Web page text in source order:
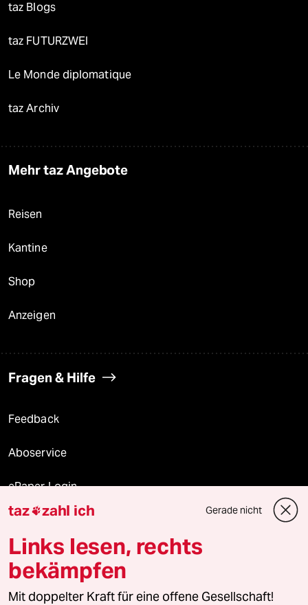
taz Blogs
taz FUTURZWEI
Le Monde diplomatique
taz Archiv
Mehr taz Angebote
Reisen
Kantine
Shop
Anzeigen
Fragen & Hilfe
Feedback
Aboservice
ePaper Login
Downloads für Abonnierende
© 2026 taz Verlags und Vertriebs GmbH
Alle Rechte vorbehalten. Bei rechtlichen Fragen oder für Genehmigungen
taz zahl ich Gerade nicht
Links lesen, rechts
bekämpfen
Mit doppelter Kraft für eine offene Gesellschaft!